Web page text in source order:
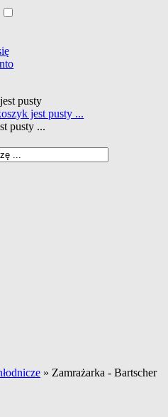
pusty
jest pusty ...
pusty ...
» Zamrażarka - Bartscher